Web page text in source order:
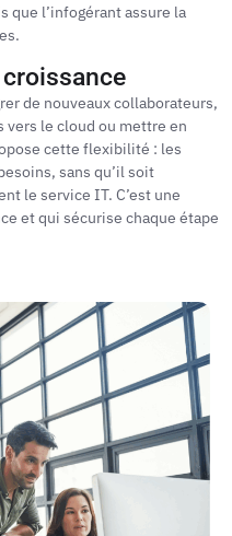
que l’infogérant assure la
de nouveaux collaborateurs,
vers le cloud ou mettre en
cette flexibilité : les
sans qu’il soit
le service IT. C’est une
et qui sécurise chaque étape